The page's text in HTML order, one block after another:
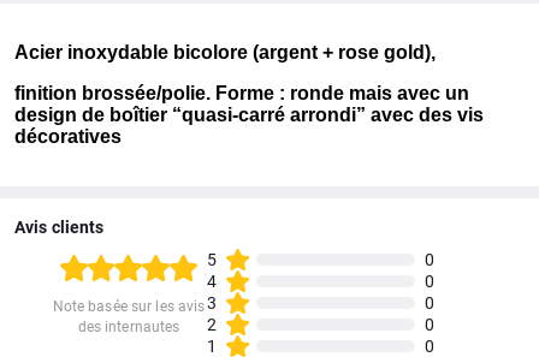
Acier inoxydable bicolore (argent + rose gold),
finition brossée/polie. Forme : ronde mais avec un
design de boîtier “quasi‑carré arrondi” avec des vis
décoratives
Avis clients
Note basée sur les avis
des internautes
5
0
4
0
3
0
2
0
1
0